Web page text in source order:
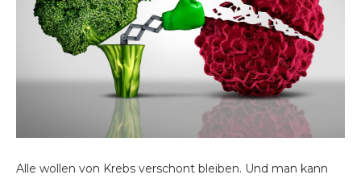
Alle wollen von Krebs verschont bleiben. Und man kann